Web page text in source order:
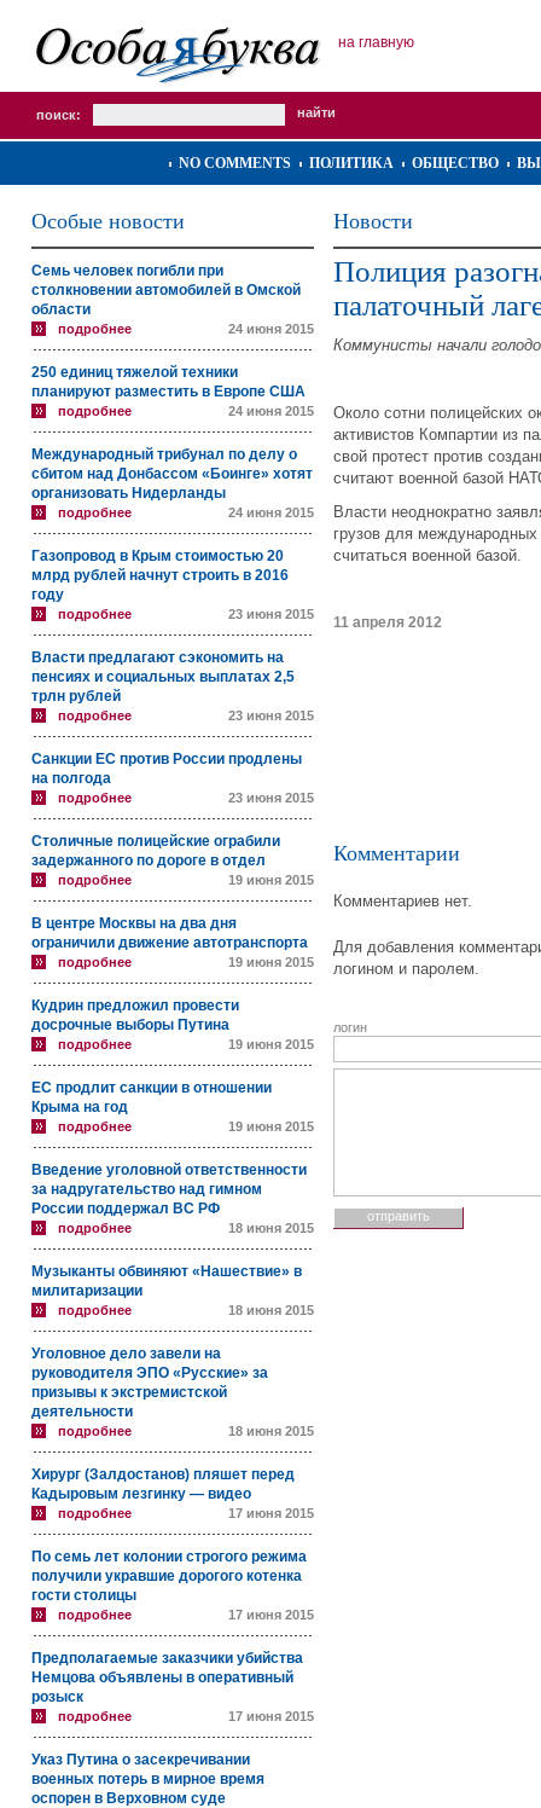
на главную
поиск:
NO COMMENTS ПОЛИТИКА ОБЩЕСТВО
Особые новости
Семь человек погибли при
столкновении автомобилей в Омской
области
подробнее 24 июня 2015
250 единиц тяжелой техники
планируют разместить в Европе США
подробнее 24 июня 2015
Международный трибунал по делу о
сбитом над Донбассом «Боинге» хотят
организовать Нидерланды
подробнее 24 июня 2015
Газопровод в Крым стоимостью 20
млрд рублей начнут строить в 2016
году
подробнее 23 июня 2015
Власти предлагают сэкономить на
пенсиях и социальных выплатах 2,5
трлн рублей
подробнее 23 июня 2015
Санкции ЕС против России продлены
на полгода
подробнее 23 июня 2015
Столичные полицейские ограбили
задержанного по дороге в отдел
подробнее 19 июня 2015
В центре Москвы на два дня
ограничили движение автотранспорта
подробнее 19 июня 2015
Кудрин предложил провести
досрочные выборы Путина
подробнее 19 июня 2015
ЕС продлит санкции в отношении
Крыма на год
подробнее 19 июня 2015
Введение уголовной ответственности
за надругательство над гимном
России поддержал ВС РФ
подробнее 18 июня 2015
Музыканты обвиняют «Нашествие» в
милитаризации
подробнее 18 июня 2015
Уголовное дело завели на
руководителя ЭПО «Русские» за
призывы к экстремистской
деятельности
подробнее 18 июня 2015
Хирург (Залдостанов) пляшет перед
Кадыровым лезгинку — видео
подробнее 17 июня 2015
По семь лет колонии строгого режима
получили укравшие дорогого котенка
гости столицы
подробнее 17 июня 2015
Предполагаемые заказчики убийства
Немцова объявлены в оперативный
розыск
подробнее 17 июня 2015
Указ Путина о засекречивании
военных потерь в мирное время
оспорен в Верховном суде
Новости
Полиция
палаточный
Коммунисты начали
Около сотни полицейских
активистов Компартии из
свой протест против
считают военной базой
Власти неоднократно
грузов для
считаться военной базой.
11 апреля 2012
Комментарии
Комментариев нет.
Для добавления
логином и паролем.
логин